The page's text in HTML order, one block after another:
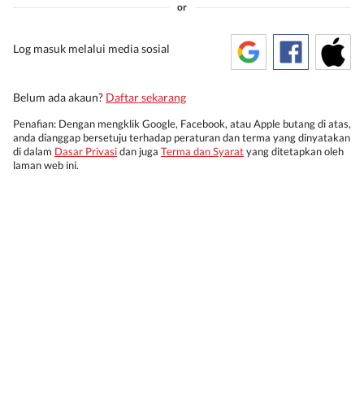
or
Log masuk melalui media sosial
Belum ada akaun? Daftar sekarang
Penafian: Dengan mengklik Google, Facebook, atau Apple butang di atas,
anda dianggap bersetuju terhadap peraturan dan terma yang dinyatakan
di dalam Dasar Privasidan juga Terma dan Syaratyang ditetapkan oleh
laman web ini.